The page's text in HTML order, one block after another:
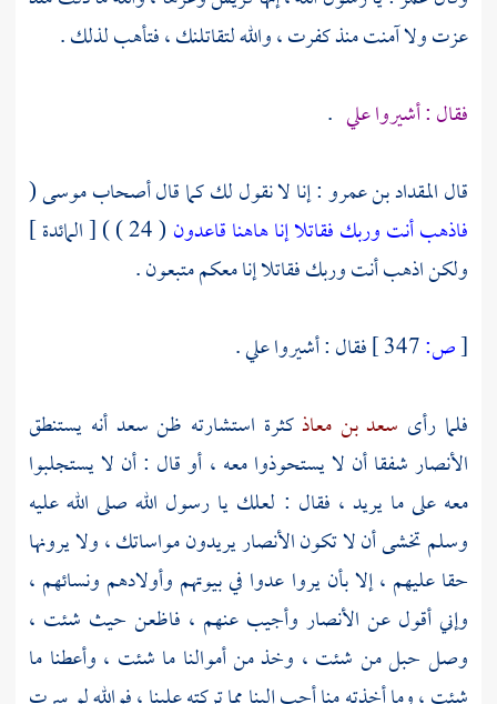
عزت ولا آمنت منذ كفرت ، والله لتقاتلنك ، فتأهب لذلك .
فقال : أشيروا علي .
قالالمقداد بن عمرو: إنا لا نقول لك كما قال أصحابموسى(
فاذهب أنت وربك فقاتلا إنا هاهنا قاعدون
( 24 ) ) [ المائدة ]
ولكن اذهب أنت وربك فقاتلا إنا معكم متبعون .
[ص:
فقال : أشيروا علي .
فلما رأى سعد بن معاذكثرة استشارته ظن سعدأنه يستنطق
الأنصارشفقا أن لا يستحوذوا معه ، أو قال : أن لا يستجلبوا
معه على ما يريد ، فقال : لعلك يا رسول الله صلى الله عليه
وسلم تخشى أن لا تكونالأنصاريريدون مواساتك ، ولا يرونها
حقا عليهم ، إلا بأن يروا عدوا في بيوتهم وأولادهم ونسائهم ،
وإني أقول عن الأنصار وأجيب عنهم ، فاظعن حيث شئت ،
وصل حبل من شئت ، وخذ من أموالنا ما شئت ، وأعطنا ما